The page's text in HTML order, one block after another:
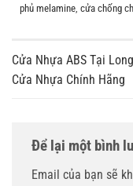
phủ melamine, cửa chống
Cửa Nhựa ABS Tại
Cửa Nhựa Chính Hãng
Để lại một bình
Email của bạn sẽ